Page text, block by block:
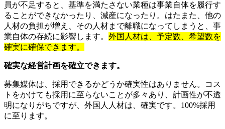
員が不足すると、基準を満たさない業種は事業自体を履行す
ることができなかったり、減産になったり。はたまた、他の
人材の負担が増え、その人材まで離職になってしまうと、事
業自体の存続に影響します。 外国人材は、予定数、希望数を
確実に確保できます。
確実な経営計画を確立できます。
募集媒体は、採用できるかどうか確実性はありません。コス
トをかけても採用に至らないことが多々あり、計画性が不透
明になりがちですが、外国人人材は、確実です。100%採用
に至ります。